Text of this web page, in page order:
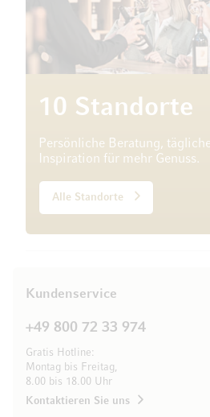
10 Standorte
Persönliche Beratung,
Inspiration für mehr Genuss.
Alle Standorte
Kundenservice
+49 800 72 33 974
Gratis Hotline:
Montag bis Freitag,
8.00 bis 18.00 Uhr
Kontaktieren Sie uns